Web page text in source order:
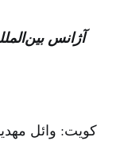
آژانس